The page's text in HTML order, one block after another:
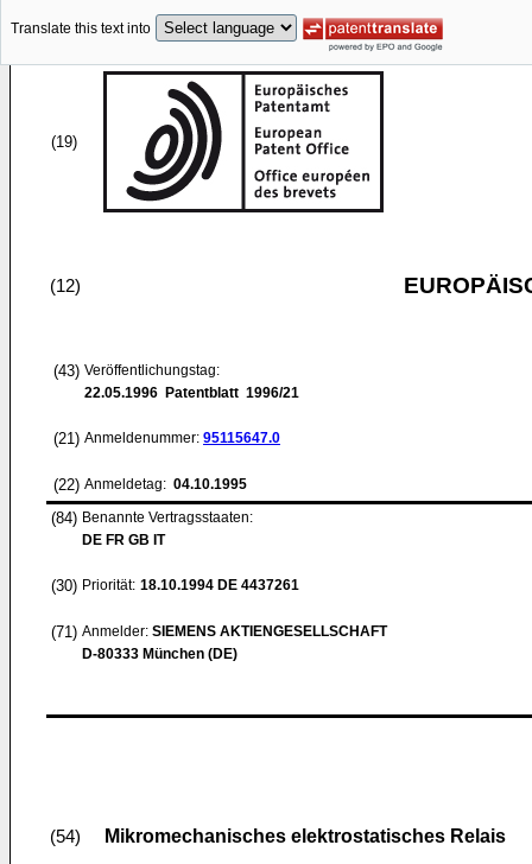
Translate this text into
(19)
(12)
(43) Veröffentlichungstag:
22.05.1996 Patentblatt 1996/21
(21) Anmeldenummer: 95115647.0
(22) Anmeldetag: 04.10.1995
(84) Benannte Vertragsstaaten:
DE FR GB IT
(30) Priorität: 18.10.1994 DE 4437261
(71) Anmelder: SIEMENS AKTIENGESELLSCHAFT
D-80333 München (DE)
(54) Mikromechanisches elektrostatisches Relais